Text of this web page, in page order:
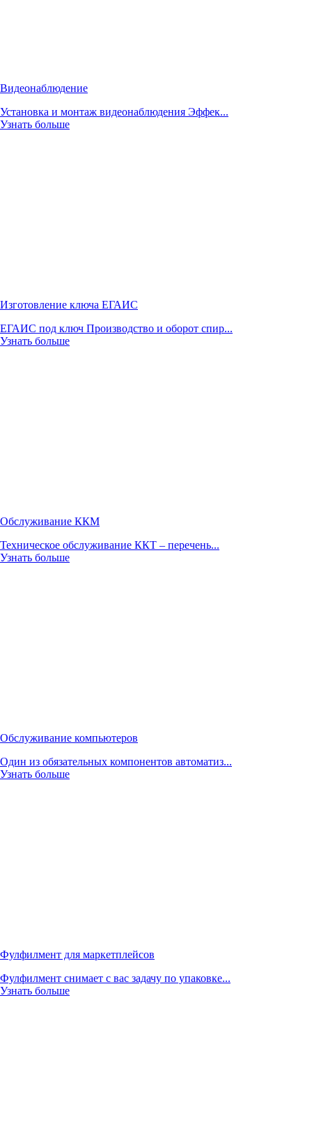
Видеонаблюдение
Установка и монтаж видеонаблюдения Эффек...
Узнать больше
Изготовление ключа ЕГАИС
ЕГАИС под ключ Производство и оборот спир...
Узнать больше
Обслуживание ККМ
Техническое обслуживание ККТ – перечень...
Узнать больше
Обслуживание компьютеров
Один из обязательных компонентов автоматиз...
Узнать больше
Фулфилмент для маркетплейсов
Фулфилмент снимает с вас задачу по упаковке...
Узнать больше